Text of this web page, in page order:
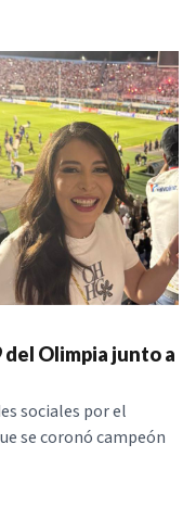
del Olimpia junto a
sociales por el
se coronó campeón